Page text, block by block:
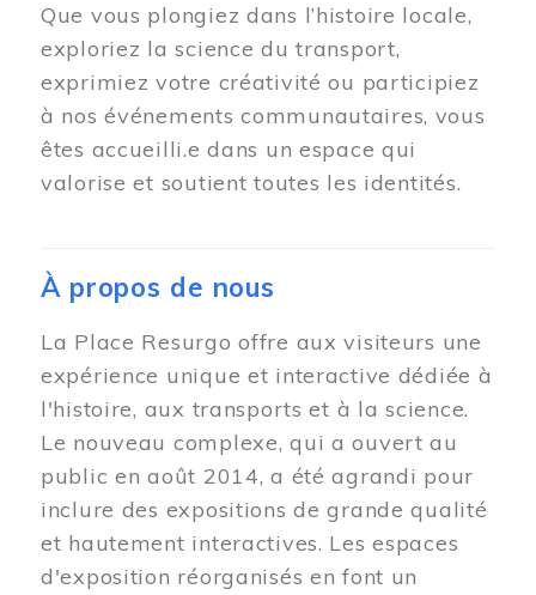
Que vous plongiez dans l’histoire locale,
exploriez la science du transport,
exprimiez votre créativité ou participiez
à nos événements communautaires, vous
êtes accueilli.e dans un espace qui
valorise et soutient toutes les identités.
À propos de nous
La Place Resurgo offre aux visiteurs une
expérience unique et interactive dédiée à
l'histoire, aux transports et à la science.
Le nouveau complexe, qui a ouvert au
public en août 2014, a été agrandi pour
inclure des expositions de grande qualité
et hautement interactives. Les espaces
d'exposition réorganisés en font un